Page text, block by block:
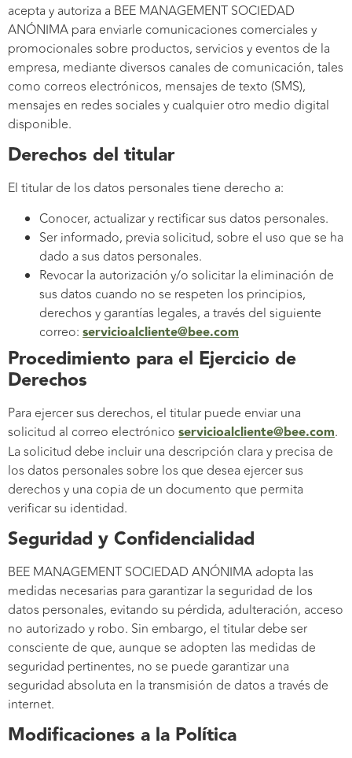
acepta y autoriza a BEE MANAGEMENT SOCIEDAD
ANÓNIMA para enviarle comunicaciones comerciales y
promocionales sobre productos, servicios y eventos de la
empresa, mediante diversos canales de comunicación, tales
como correos electrónicos, mensajes de texto (SMS),
mensajes en redes sociales y cualquier otro medio digital
disponible.
Derechos del titular
El titular de los datos personales tiene derecho a:
Conocer, actualizar y rectificar sus datos personales.
Ser informado, previa solicitud, sobre el uso que se ha
dado a sus datos personales.
Revocar la autorización y/o solicitar la eliminación de
sus datos cuando no se respeten los principios,
derechos y garantías legales, a través del siguiente
correo: servicioalcliente@bee.com
Procedimiento para el Ejercicio de
Derechos
Para ejercer sus derechos, el titular puede enviar una
solicitud al correo electrónico servicioalcliente@bee.com.
La solicitud debe incluir una descripción clara y precisa de
los datos personales sobre los que desea ejercer sus
derechos y una copia de un documento que permita
verificar su identidad.
Seguridad y Confidencialidad
BEE MANAGEMENT SOCIEDAD ANÓNIMA adopta las
medidas necesarias para garantizar la seguridad de los
datos personales, evitando su pérdida, adulteración, acceso
no autorizado y robo. Sin embargo, el titular debe ser
consciente de que, aunque se adopten las medidas de
seguridad pertinentes, no se puede garantizar una
seguridad absoluta en la transmisión de datos a través de
internet.
Modificaciones a la Política